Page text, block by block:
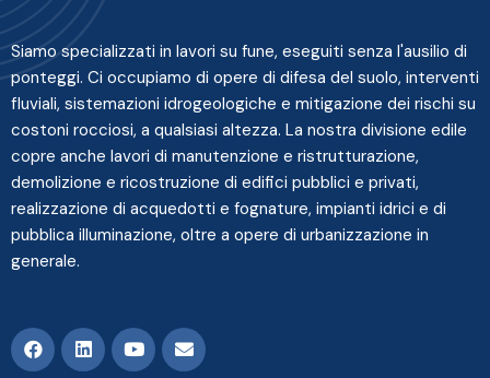
Siamo specializzati in lavori su fune, eseguiti senza l'ausilio di
ponteggi. Ci occupiamo di opere di difesa del suolo, interventi
fluviali, sistemazioni idrogeologiche e mitigazione dei rischi su
costoni rocciosi, a qualsiasi altezza. La nostra divisione edile
copre anche lavori di manutenzione e ristrutturazione,
demolizione e ricostruzione di edifici pubblici e privati,
realizzazione di acquedotti e fognature, impianti idrici e di
pubblica illuminazione, oltre a opere di urbanizzazione in
generale.